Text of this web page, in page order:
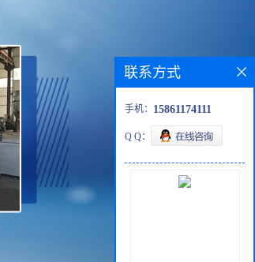
联系方式
手机： 15861174111
Q Q：